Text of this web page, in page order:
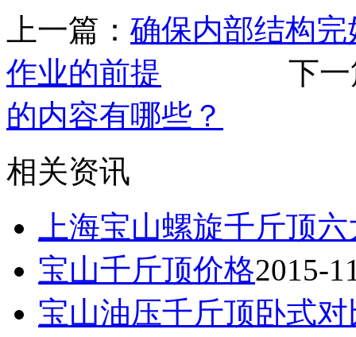
上一篇： 确保内部结构
作业的前提 下一
的内容有哪些？
相关资讯
上海宝山螺旋千斤顶
宝山千斤顶价格2015-
宝山油压千斤顶卧式